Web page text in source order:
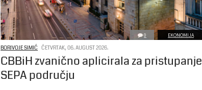
0 EKONOMIJA
BORIVOJE SIMIĆ ČETVRTAK, 06. AUGUST 2026.
CBBiH zvanično aplicirala za pristupanje
SEPA području